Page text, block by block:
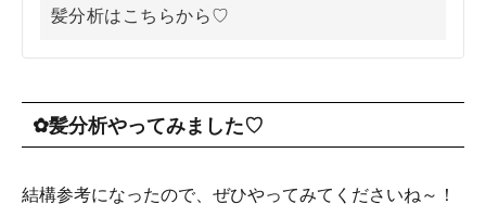
髪分析はこちらから♡
✿髪分析やってみました♡
結構参考になったので、ぜひやってみてくださいね～！